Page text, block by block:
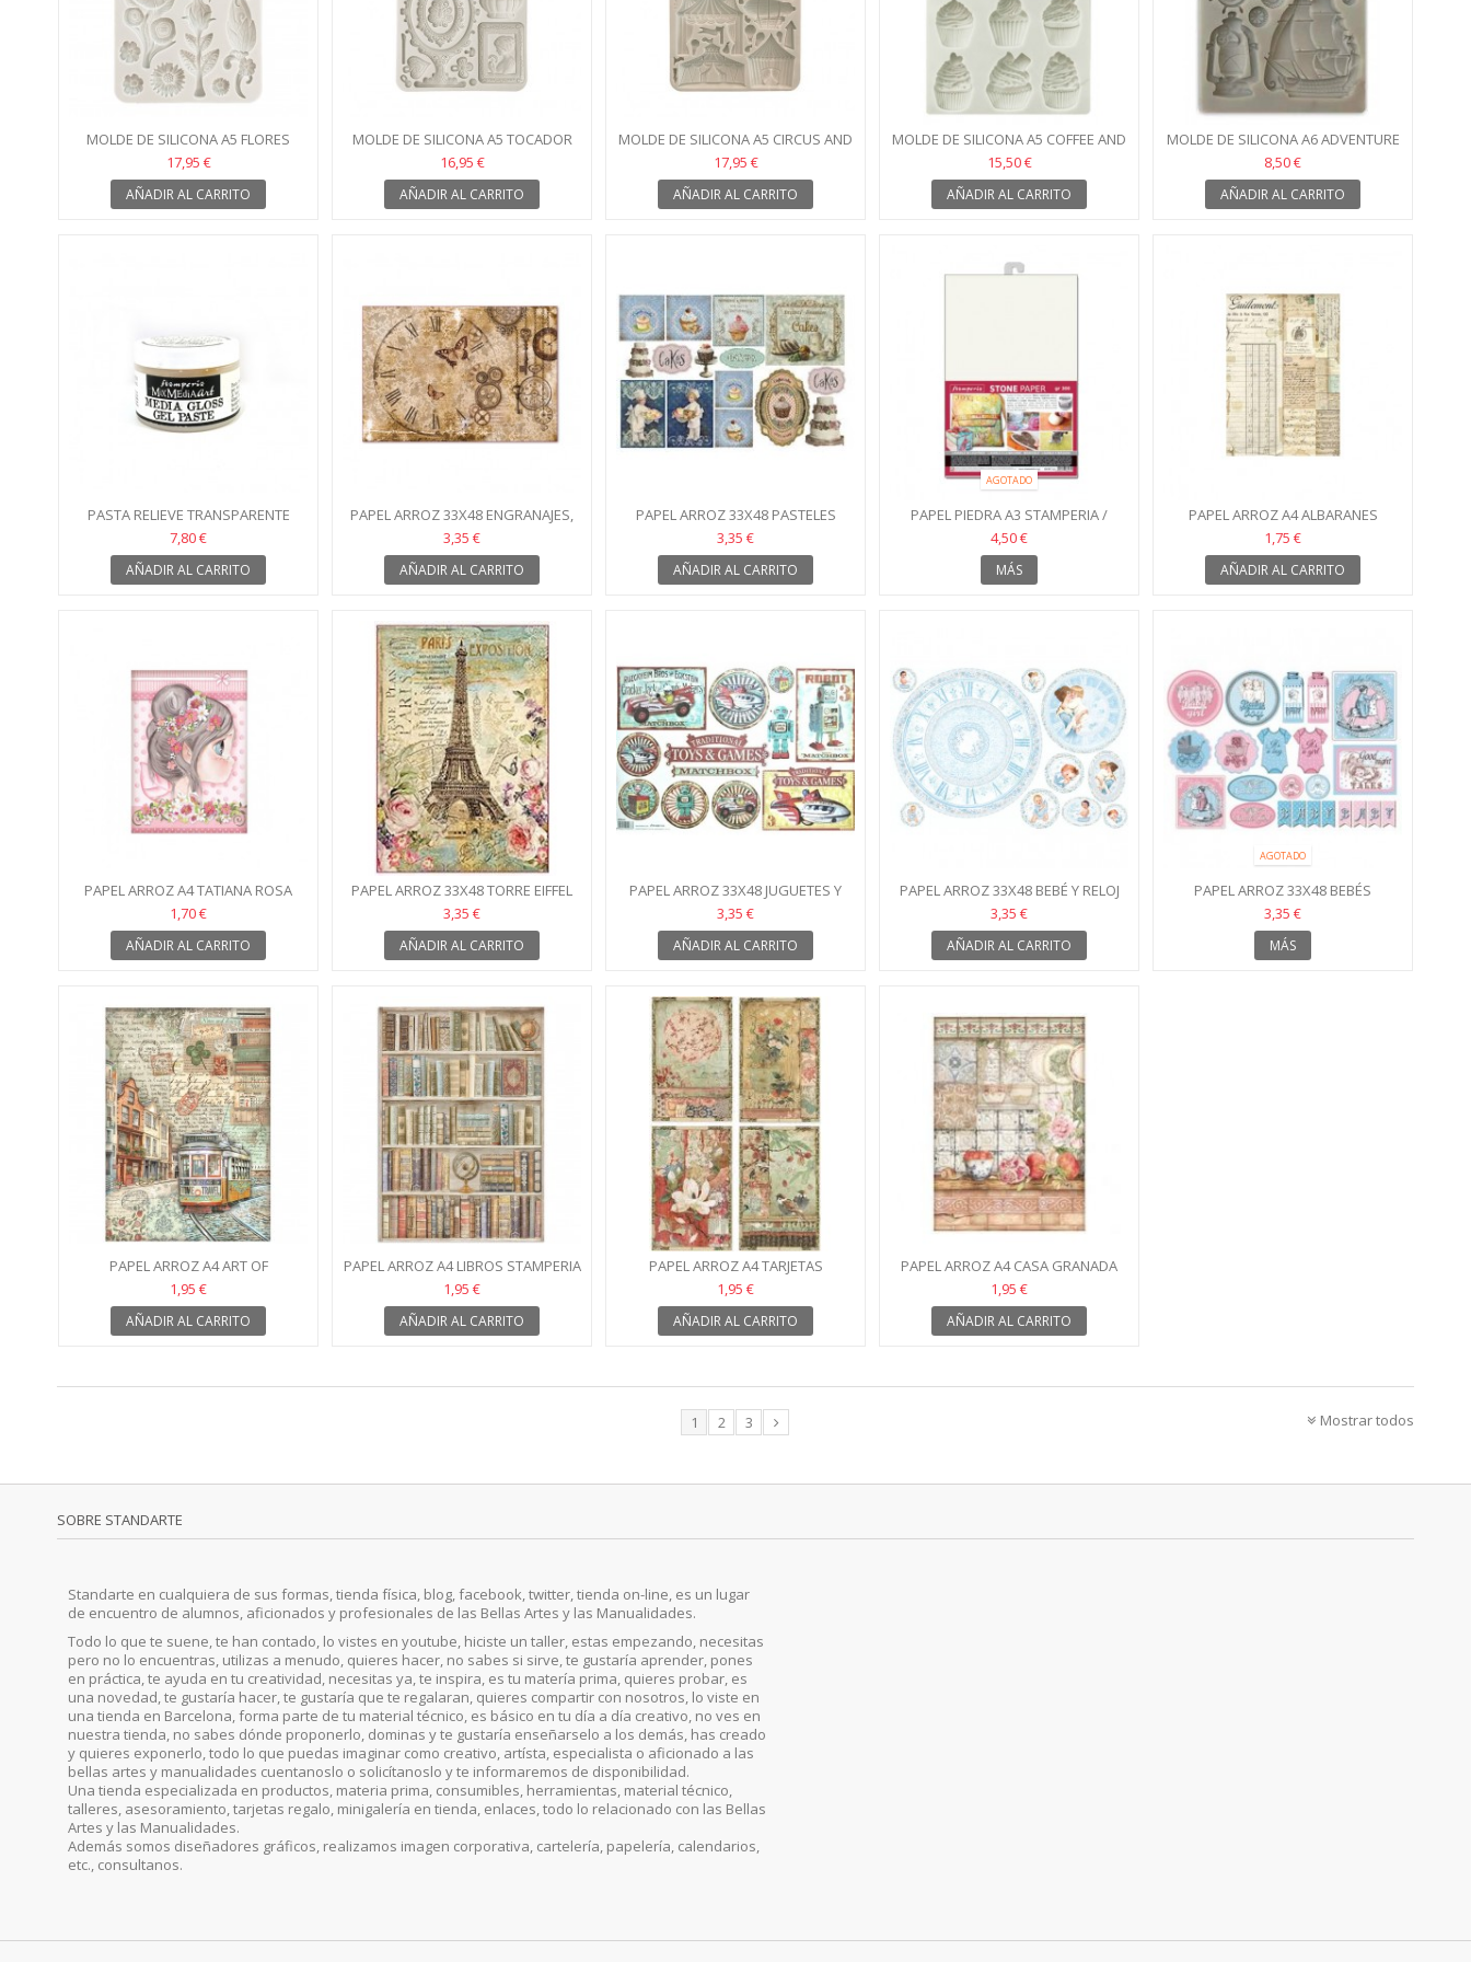
MOLDE DE SILICONA A5 FLORES
STAMPERIA
17,95 €
AÑADIR AL CARRITO
MOLDE DE SILICONA A5 TOCADOR
STAMPERIA
16,95 €
AÑADIR AL CARRITO
MOLDE DE SILICONA A5 CIRCUS AND
AIR BALLOONS STAMPERIA
17,95 €
AÑADIR AL CARRITO
MOLDE DE SILICONA A5 COFFEE AND
CHOCOLATE DULCES STAMPERIA
15,50 €
AÑADIR AL CARRITO
MOLDE DE SILICONA A6 ADVENTURE
8,50 €
AÑADIR AL CARRITO
PASTA RELIEVE TRANSPARENTE
STAMPERIA
7,80 €
AÑADIR AL CARRITO
PAPEL ARROZ 33X48 ENGRANAJES,
RELOJ
3,35 €
AÑADIR AL CARRITO
PAPEL ARROZ 33X48 PASTELES
PANADERÍA
3,35 €
AÑADIR AL CARRITO
AGOTADO
PAPEL PIEDRA A3 STAMPERIA /
STONE PAPER
4,50 €
MÁS
PAPEL ARROZ A4 ALBARANES
1,75 €
AÑADIR AL CARRITO
PAPEL ARROZ A4 TATIANA ROSA
1,70 €
AÑADIR AL CARRITO
PAPEL ARROZ 33X48 TORRE EIFFEL
3,35 €
AÑADIR AL CARRITO
PAPEL ARROZ 33X48 JUGUETES Y
JUEGOS
3,35 €
AÑADIR AL CARRITO
PAPEL ARROZ 33X48 BEBÉ Y RELOJ
AZUL CLARO
3,35 €
AÑADIR AL CARRITO
AGOTADO
PAPEL ARROZ 33X48 BEBÉS
3,35 €
MÁS
PAPEL ARROZ A4 ART OF
TRAVELLING COLLECTION
STAMPERIA
1,95 €
AÑADIR AL CARRITO
PAPEL ARROZ A4 LIBROS STAMPERIA
1,95 €
AÑADIR AL CARRITO
PAPEL ARROZ A4 TARJETAS
JAPONESAS STAMPERIA
1,95 €
AÑADIR AL CARRITO
PAPEL ARROZ A4 CASA GRANADA
BALDOSAS STAMPERIA
1,95 €
AÑADIR AL CARRITO
Mostrar todos
1 2 3
SOBRE STANDARTE
Standarte en cualquiera de sus formas, tienda física, blog, facebook, twitter, tienda on-line, es un lugar
de encuentro de alumnos, aficionados y profesionales de las Bellas Artes y las Manualidades.
Todo lo que te suene, te han contado, lo vistes en youtube, hiciste un taller, estas empezando, necesitas
pero no lo encuentras, utilizas a menudo, quieres hacer, no sabes si sirve, te gustaría aprender, pones
en práctica, te ayuda en tu creatividad, necesitas ya, te inspira, es tu matería prima, quieres probar, es
una novedad, te gustaría hacer, te gustaría que te regalaran, quieres compartir con nosotros, lo viste en
una tienda en Barcelona, forma parte de tu material técnico, es básico en tu día a día creativo, no ves en
nuestra tienda, no sabes dónde proponerlo, dominas y te gustaría enseñarselo a los demás, has creado
y quieres exponerlo, todo lo que puedas imaginar como creativo, artísta, especialista o aficionado a las
bellas artes y manualidades cuentanoslo o solicítanoslo y te informaremos de disponibilidad.
Una tienda especializada en productos, materia prima, consumibles, herramientas, material técnico,
talleres, asesoramiento, tarjetas regalo, minigalería en tienda, enlaces, todo lo relacionado con las Bellas
Artes y las Manualidades.
Además somos diseñadores gráficos, realizamos imagen corporativa, cartelería, papelería, calendarios,
etc., consultanos.